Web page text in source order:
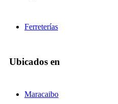
Ferreterías
Ubicados en
Maracaibo